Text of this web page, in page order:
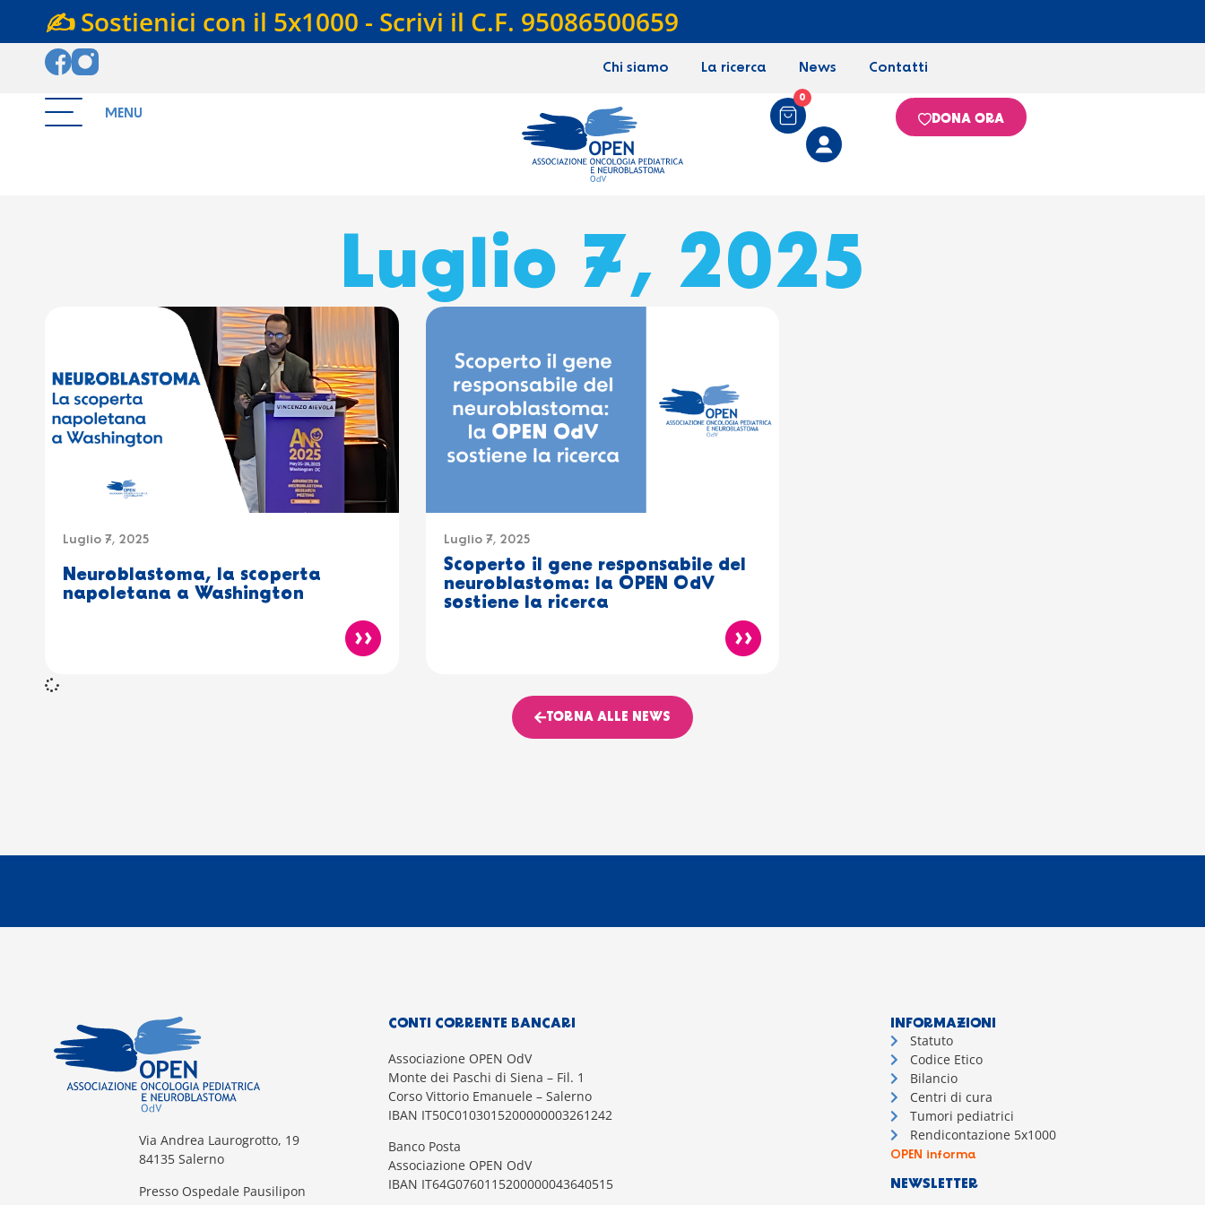
✍️ Sostienici con il 5x1000 - Scrivi il C.F. 95086500659
Chi siamo La ricerca News Contatti
MENU
0
DONA ORA
Luglio 7, 2025
Luglio 7, 2025
Neuroblastoma, la scoperta
napoletana a Washington
Luglio 7, 2025
Scoperto il gene responsabile del
neuroblastoma: la OPEN OdV
sostiene la ricerca
TORNA ALLE NEWS
Via Andrea Laurogrotto, 19
84135 Salerno
Presso Ospedale Pausilipon
CONTI CORRENTE BANCARI
Associazione OPEN OdV
Monte dei Paschi di Siena – Fil. 1
Corso Vittorio Emanuele – Salerno
IBAN IT50C0103015200000003261242
Banco Posta
Associazione OPEN OdV
IBAN IT64G0760115200000043640515
INFORMAZIONI
Statuto
Codice Etico
Bilancio
Centri di cura
Tumori pediatrici
Rendicontazione 5x1000
OPEN informa
NEWSLETTER